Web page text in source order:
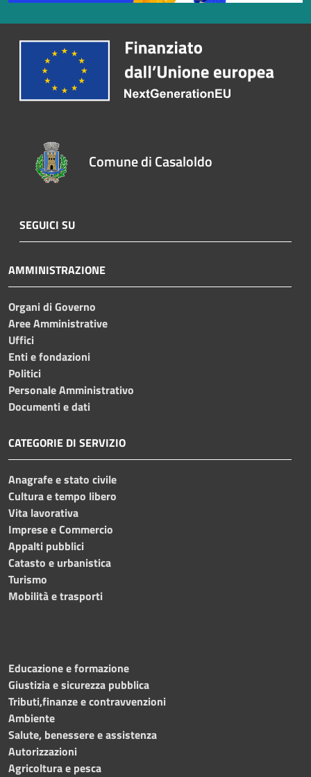
Comune di Casaloldo
SEGUICI SU
AMMINISTRAZIONE
Organi di Governo
Aree Amministrative
Uffici
Enti e fondazioni
Politici
Personale Amministrativo
Documenti e dati
CATEGORIE DI SERVIZIO
Anagrafe e stato civile
Cultura e tempo libero
Vita lavorativa
Imprese e Commercio
Appalti pubblici
Catasto e urbanistica
Turismo
Mobilità e trasporti
Educazione e formazione
Giustizia e sicurezza pubblica
Tributi,finanze e contravvenzioni
Ambiente
Salute, benessere e assistenza
Autorizzazioni
Agricoltura e pesca